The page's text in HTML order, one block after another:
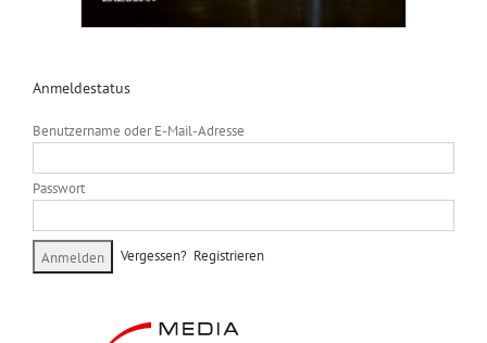
Anmeldestatus
Benutzername oder E-Mail-Adresse
Passwort
Vergessen? Registrieren